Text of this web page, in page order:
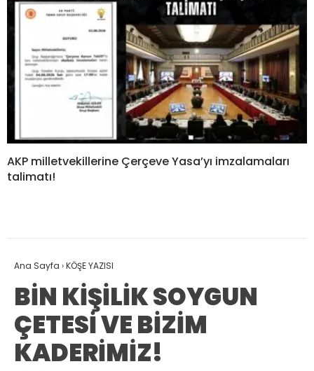
AKP milletvekillerine Çerçeve Yasa’yı imzalamaları
talimatı!
Ana Sayfa ›KÖŞE YAZISI
BİN KİŞİLİK SOYGUN
ÇETESİ VE BİZİM
KADERİMİZ!